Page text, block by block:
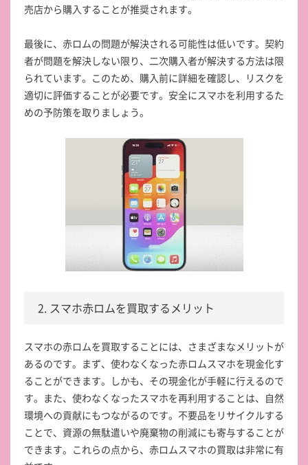
売店から購入することが推奨されます。
最後に、赤ロムの問題が解決される可能性は低いです。契約
者が問題を解決しない限り、二次購入者が解決する方法は限
られています。このため、購入前に詳細を確認し、リスクを
適切に評価することが必要です。安全にスマホを利用するた
めの予防策を取りましょう。
2. スマホ赤ロムを買取するメリット
スマホの赤ロムを買取することには、さまざまなメリットが
あるのです。まず、使わなくなった赤ロムスマホを現金化す
ることができます。しかも、その現金化が手軽に行えるので
す。また、使わなくなったスマホを再利用することは、自然
環境への貢献にもつながるのです。不要品をリサイクルする
ことで、資源の無駄遣いや廃棄物の削減にも寄与することが
できます。これらの点から、赤ロムスマホの買取は非常に有